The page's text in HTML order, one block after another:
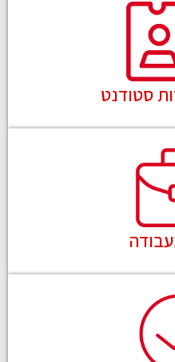
סטודנט